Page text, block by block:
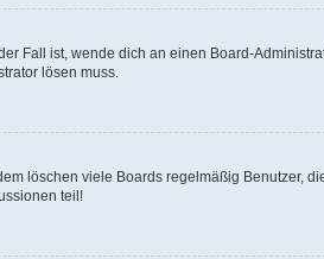
Fall ist, wende dich an einen Board-
lösen muss.
löschen viele Boards regelmäßig Benutzer,
teil!